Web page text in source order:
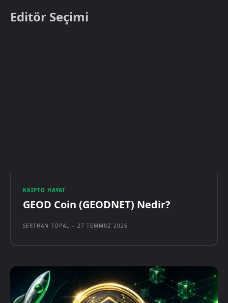
Editör Seçimi
KRIPTO HAYAT
GEOD Coin (GEODNET) Nedir?
SERTHAN TOPAL - 27 TEMMUZ 2026